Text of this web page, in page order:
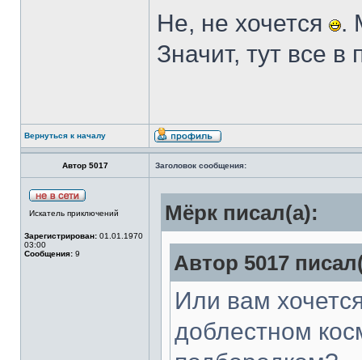
Не, не хочется
.
Значит, тут все
Вернуться к началу
Автор 5017 Заголовок сообщения:
Искатель приключений
Зарегистрирован: 01.01.1970
03:00
Сообщения: 9
Мёрк писал(а):
Автор 5017
Или вам
доблестном